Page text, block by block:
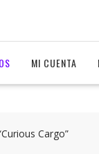
MI CUENTA
Cargo”